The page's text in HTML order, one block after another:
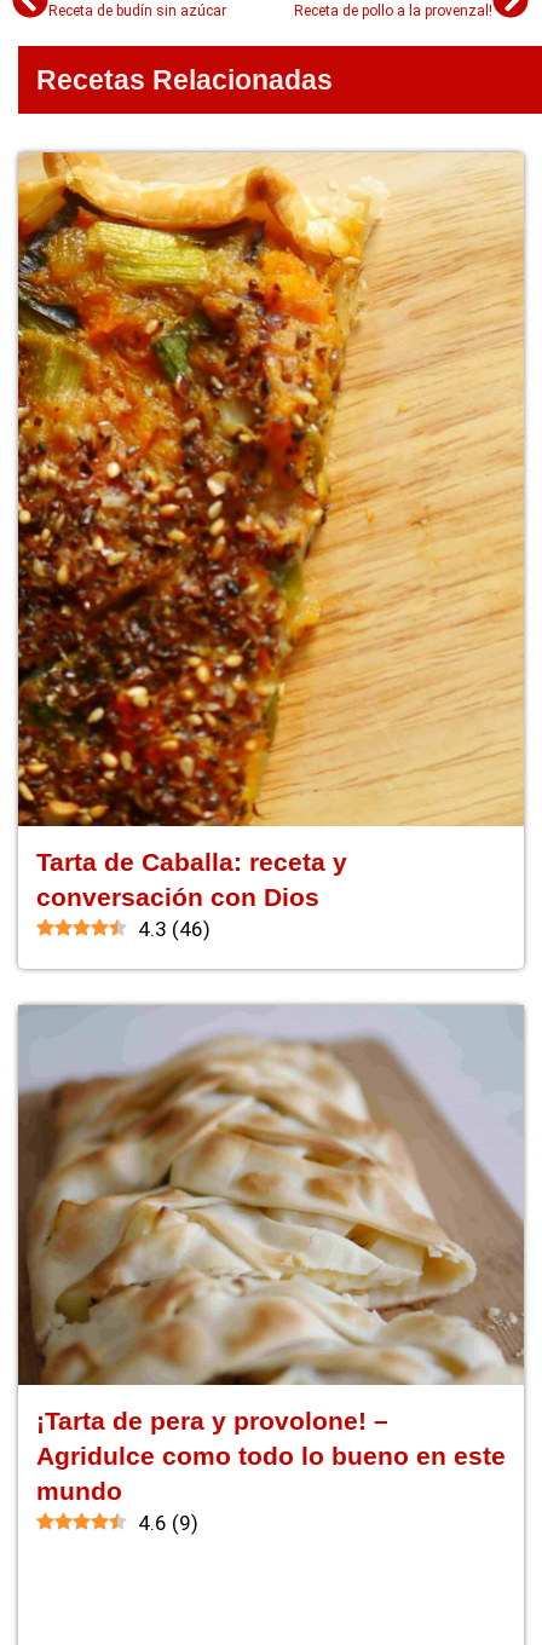
Receta de budín sin azúcar
Receta de pollo a la provenzal!
Recetas Relacionadas
Tarta de Caballa: receta y
conversación con Dios
4.3 (46)
¡Tarta de pera y provolone! –
Agridulce como todo lo bueno en este
mundo
4.6 (9)